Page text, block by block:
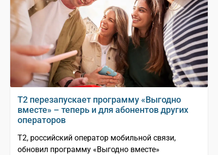
Т2 перезапускает программу «Выгодно
вместе» – теперь и для абонентов других
операторов
T2, российский оператор мобильной связи,
обновил программу «Выгодно вместе»